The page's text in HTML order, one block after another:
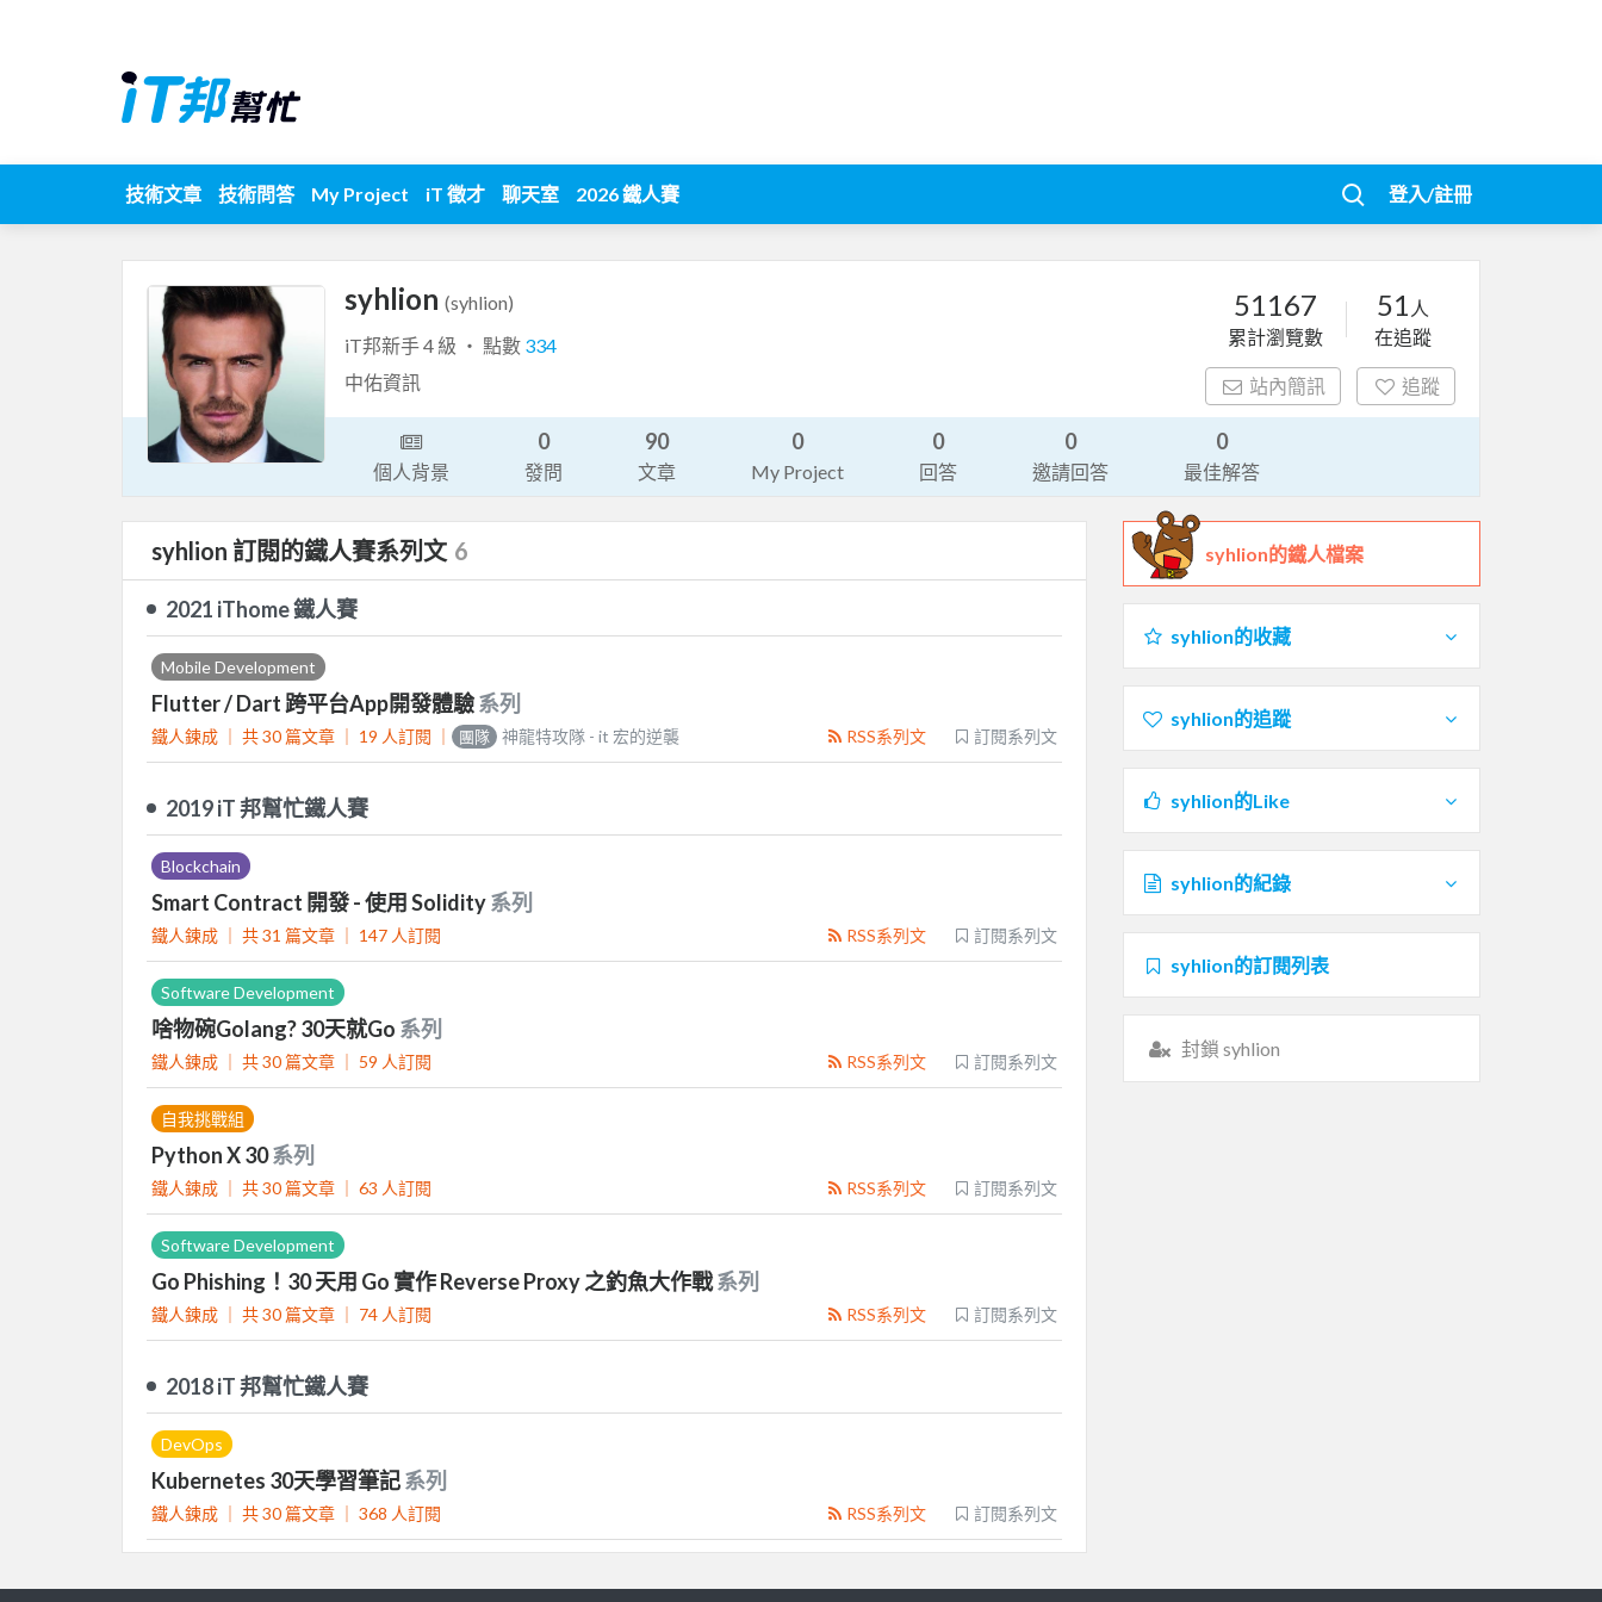
技術文章 技術問答 My Project iT 徵才 聊天室 2026 鐵人賽 登入/註冊
syhlion (syhlion)
iT邦新手 4 級 ‧ 點數 334
中佑資訊
51167
累計瀏覽數
51 人
在追蹤
站內簡訊 追蹤
個人背景
0
發問
90
文章
0
My Project
0
回答
0
邀請回答
0
最佳解答
syhlion 訂閱的鐵人賽系列文 6
2021 iThome 鐵人賽
Mobile Development
Flutter / Dart 跨平台App開發體驗系列
鐵人鍊成 ｜ 共 30 篇文章 ｜ 19 人訂閱 訂閱系列文
RSS系列文
團隊 神龍特攻隊 - it 宏的逆襲
2019 iT 邦幫忙鐵人賽
Blockchain
Smart Contract 開發 - 使用 Solidity系列
鐵人鍊成 ｜ 共 31 篇文章 ｜ 147 人訂閱 訂閱系列文
RSS系列文
Software Development
啥物碗Golang? 30天就Go 系列
鐵人鍊成 ｜ 共 30 篇文章 ｜ 59 人訂閱 訂閱系列文
RSS系列文
自我挑戰組
Python X 30系列
鐵人鍊成 ｜ 共 30 篇文章 ｜ 63 人訂閱 訂閱系列文
RSS系列文
Software Development
Go Phishing！30 天用 Go 實作 Reverse Proxy 之釣魚大作戰系列
鐵人鍊成 ｜ 共 30 篇文章 ｜ 74 人訂閱 訂閱系列文
RSS系列文
2018 iT 邦幫忙鐵人賽
DevOps
Kubernetes 30天學習筆記系列
鐵人鍊成 ｜ 共 30 篇文章 ｜ 368 人訂閱 訂閱系列文
RSS系列文
syhlion的鐵人檔案
syhlion的收藏
syhlion的追蹤
syhlion的Like
syhlion的紀錄
syhlion的訂閱列表
封鎖 syhlion